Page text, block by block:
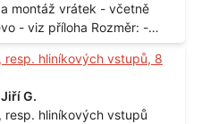
příloha Rozměr: -
150 x 122 cm Lokalita: - Senohraby Nabídky na e-mail.
hliníkových vstupů, 8
G.
hliníkových vstupů